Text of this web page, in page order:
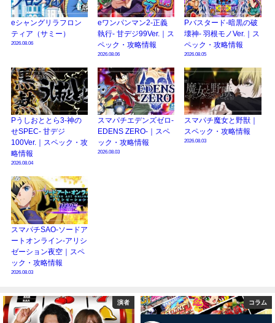
eシャングリラフロン
ティア（サミー）
2026.08.06
eワンパンマン2-正義
執行- 甘デジ99Ver.｜ス
ペック・攻略情報
2026.08.06
Pバスタード-暗黒の破
壊神- 羽根モノVer.｜ス
ペック・攻略情報
2026.08.05
Pうしおととら3-神の
せSPEC- 甘デジ
100Ver.｜スペック・攻
略情報
2026.08.04
スマパチエデンズゼロ-
EDENS ZERO-｜スペ
ック・攻略情報
2026.08.03
スマパチ魔女と野獣｜
スペック・攻略情報
2026.08.03
スマパチSAO-ソードア
ートオンライン-アリシ
ゼーション夜空｜スペ
ック・攻略情報
2026.08.03
コラム ニュース